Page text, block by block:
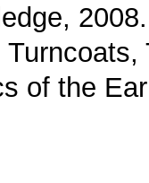
2008.
of the